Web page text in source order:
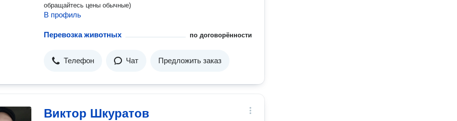
обращайтесь цены обычные)
В профиль
Перевозка животных по договорённости
Телефон Чат Предложить заказ
Виктор Шкуратов